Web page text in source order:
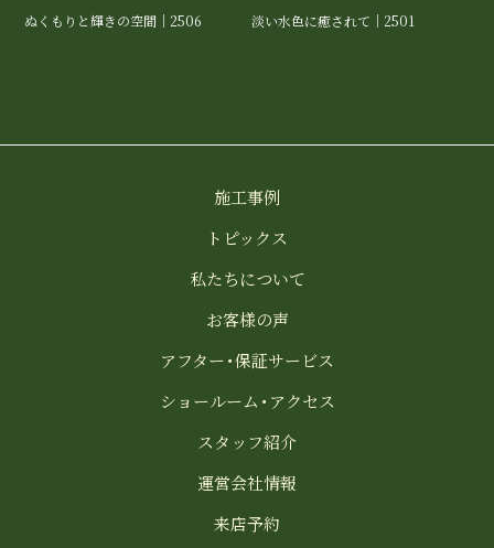
ぬくもりと輝きの空間｜2506 淡い水色に癒されて｜2501
施工事例
トピックス
私たちについて
お客様の声
アフター・保証サービス
ショールーム・アクセス
スタッフ紹介
運営会社情報
来店予約